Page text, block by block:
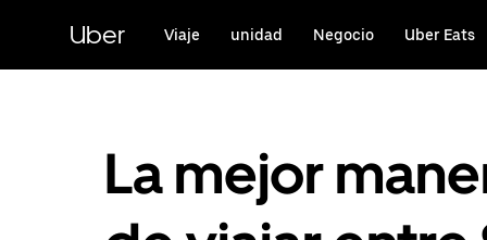
contenido
principal
Uber Viaje unidad Negocio Uber Eats
La mejor